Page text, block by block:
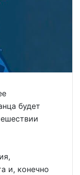
будет
и, конечно